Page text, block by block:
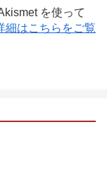
を使って
細はこちらをご覧